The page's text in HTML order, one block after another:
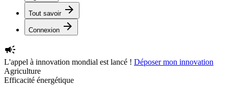
Tout savoir arrow_forward
Connexion arrow_forward
campaign
L'appel à innovation mondial est lancé ! Déposer mon innovation
Agriculture
Efficacité énergétique